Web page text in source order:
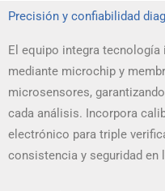
Precisión y confiabilidad
El equipo integra
mediante microchip y
microsensores,
cada análisis. Incorpora
electrónico para triple
consistencia y seguridad en